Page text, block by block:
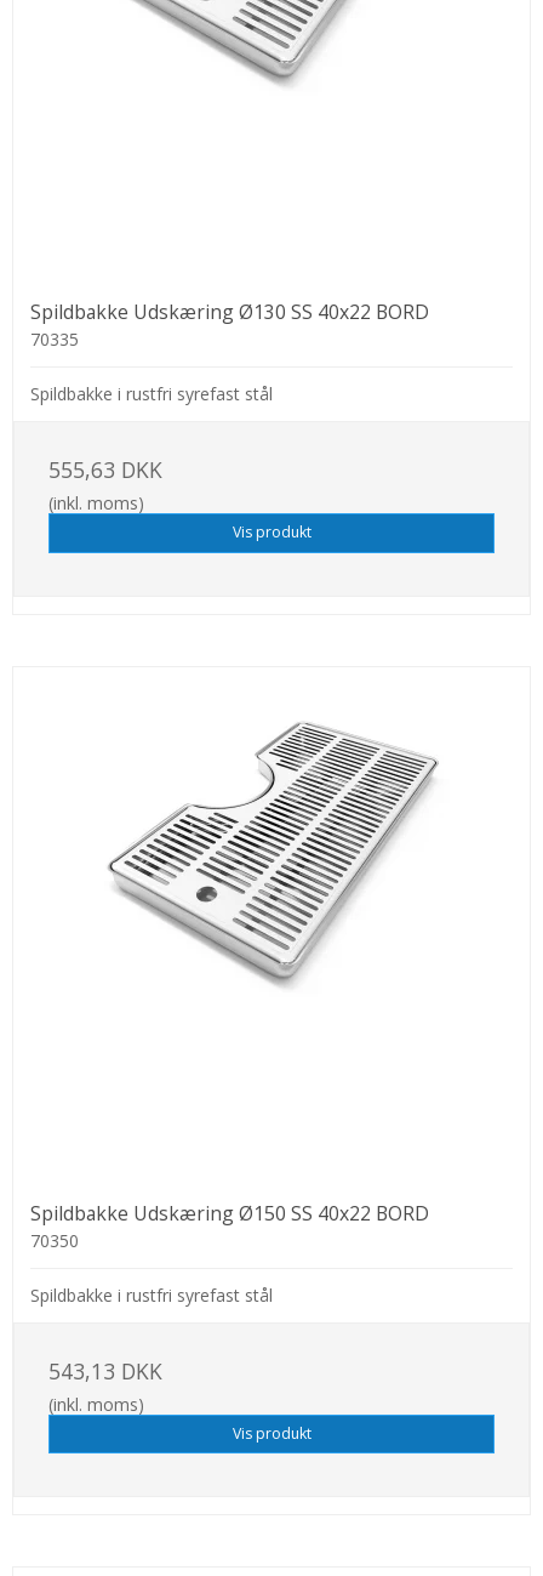
Spildbakke Udskæring Ø130 SS 40x22 BORD
70335
Spildbakke i rustfri syrefast stål
555,63 DKK
(inkl. moms)
Vis produkt
Spildbakke Udskæring Ø150 SS 40x22 BORD
70350
Spildbakke i rustfri syrefast stål
543,13 DKK
(inkl. moms)
Vis produkt